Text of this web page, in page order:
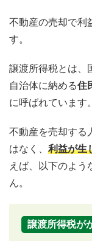
不動産の売却で利
す。
譲渡所得税とは、
自治体に納める住
に呼ばれています。
不動産を売却する
はなく、 利益が生
えば、以下のよう
ん。
譲渡所得税が